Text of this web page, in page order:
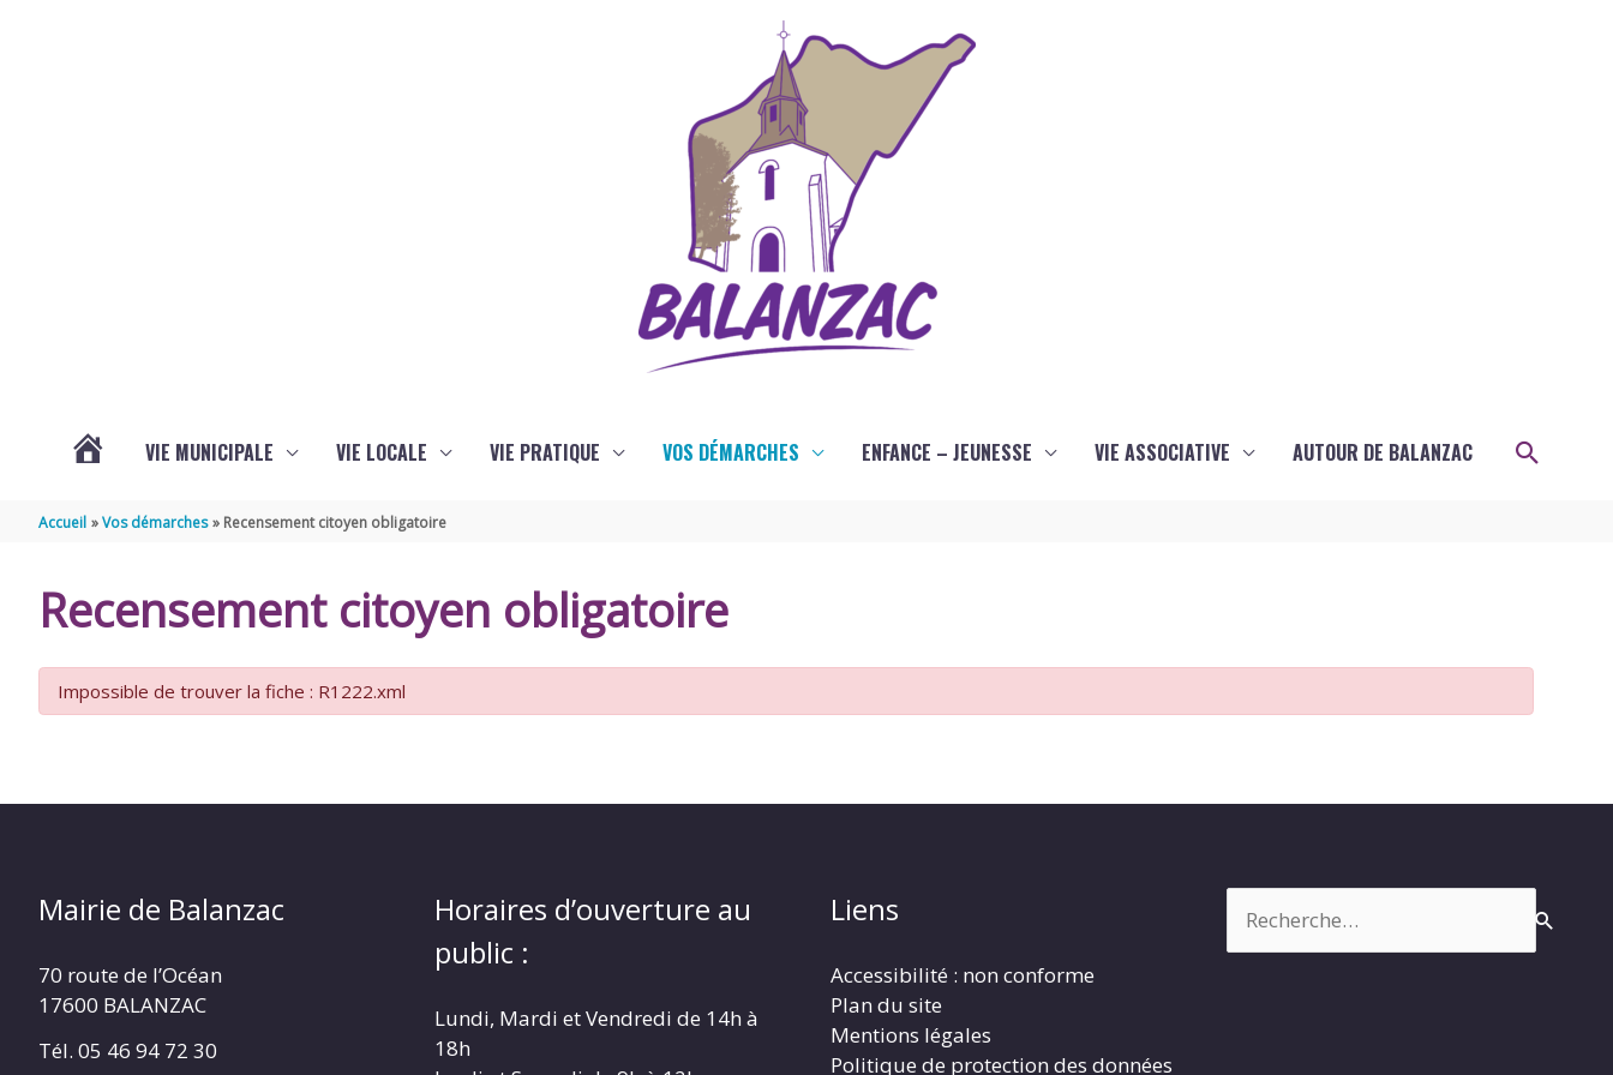
VIE MUNICIPALE VIE LOCALE VIE PRATIQUE VOS DÉMARCHES ENFANCE – JEUNESSE VIE ASSOCIATIVE AUTOUR DE BALANZAC
Accueil Vos démarches Recensement citoyen obligatoire
Recensement citoyen obligatoire
Impossible de trouver la fiche : R1222.xml
Mairie de Balanzac
70 route de l’Océan
17600 BALANZAC
Tél. 05 46 94 72 30
Horaires d’ouverture au
public :
Lundi, Mardi et Vendredi de 14h à
18h
Liens
Accessibilité : non conforme
Plan du site
Mentions légales
Politique de protection des données